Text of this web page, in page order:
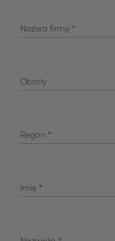
Nazwa firmy *
Obroty
Regon *
Imię *